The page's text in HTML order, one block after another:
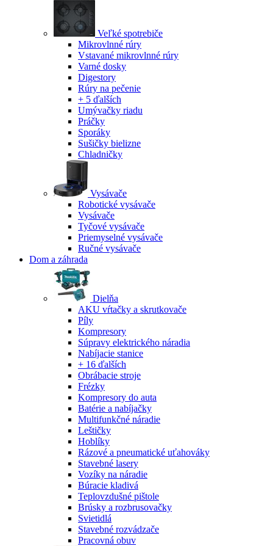
Veľké spotrebiče
Mikrovlnné rúry
Vstavané mikrovlnné rúry
Varné dosky
Digestory
Rúry na pečenie
+ 5 ďalších
Umývačky riadu
Práčky
Sporáky
Sušičky bielizne
Chladničky
Vysávače
Robotické vysávače
Vysávače
Tyčové vysávače
Priemyselné vysávače
Ručné vysávače
Dom a záhrada
Dielňa
AKU vŕtačky a skrutkovače
Píly
Kompresory
Súpravy elektrického náradia
Nabíjacie stanice
+ 16 ďalších
Obrábacie stroje
Frézky
Kompresory do auta
Batérie a nabíjačky
Multifunkčné náradie
Leštičky
Hoblíky
Rázové a pneumatické uťahováky
Stavebné lasery
Vozíky na náradie
Búracie kladivá
Teplovzdušné pištole
Brúsky a rozbrusovačky
Svietidlá
Stavebné rozvádzače
Pracovná obuv